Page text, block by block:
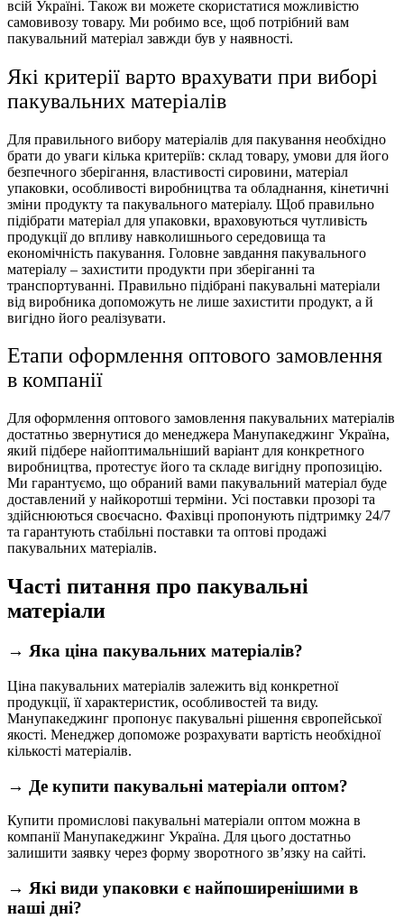
всій Україні. Також ви можете скористатися можливістю
самовивозу товару. Ми робимо все, щоб потрібний вам
пакувальний матеріал завжди був у наявності.
Які критерії варто врахувати при виборі
пакувальних матеріалів
Для правильного вибору матеріалів для пакування необхідно
брати до уваги кілька критеріїв: склад товару, умови для його
безпечного зберігання, властивості сировини, матеріал
упаковки, особливості виробництва та обладнання, кінетичні
зміни продукту та пакувального матеріалу. Щоб правильно
підібрати матеріал для упаковки, враховуються чутливість
продукції до впливу навколишнього середовища та
економічність пакування. Головне завдання пакувального
матеріалу – захистити продукти при зберіганні та
транспортуванні. Правильно підібрані пакувальні матеріали
від виробника допоможуть не лише захистити продукт, а й
вигідно його реалізувати.
Етапи оформлення оптового замовлення
в компанії
Для оформлення оптового замовлення пакувальних матеріалів
достатньо звернутися до менеджера Манупакеджинг Україна,
який підбере найоптимальніший варіант для конкретного
виробництва, протестує його та складе вигідну пропозицію.
Ми гарантуємо, що обраний вами пакувальний матеріал буде
доставлений у найкоротші терміни. Усі поставки прозорі та
здійснюються своєчасно. Фахівці пропонують підтримку 24/7
та гарантують стабільні поставки та оптові продажі
пакувальних матеріалів.
Часті питання про пакувальні
матеріали
→️ Яка ціна пакувальних матеріалів?
Ціна пакувальних матеріалів залежить від конкретної
продукції, її характеристик, особливостей та виду.
Манупакеджинг пропонує пакувальні рішення європейської
якості. Менеджер допоможе розрахувати вартість необхідної
кількості матеріалів.
→ Де купити пакувальні матеріали оптом?
Купити промислові пакувальні матеріали оптом можна в
компанії Манупакеджинг Україна. Для цього достатньо
залишити заявку через форму зворотного зв’язку на сайті.
→ ️Які види упаковки є найпоширенішими в
наші дні?